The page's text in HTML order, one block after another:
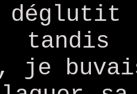
déglutit
tandis
je